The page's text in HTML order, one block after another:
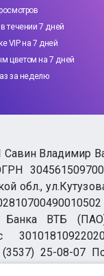
течении 7 дней
VIP на 7 дней
цветом на 7 дней
за неделю
Савин Владимир
обл.,
Банка ВТБ
25-08-07
обл., г. Орск-